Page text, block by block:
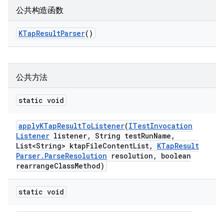
公共构造函数
KTapResultParser()
公共方法
static void
applyKTapResultToListener(ITestInvocation
Listener listener, String testRunName ,
List<String> ktapFileContentList, KTapResult
Parser. ParseResolution resolution ,
boolean
rearrangeClassMethod)
static void